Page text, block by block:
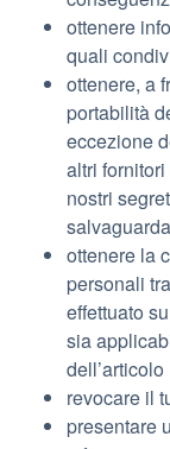
ottenere
quali
ottenere, a
portabilità
eccezione
altri
nostri
ottenere la
personali
effettuato
sia
revocare il
presentare